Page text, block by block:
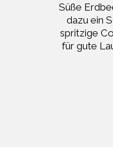
Süße
dazu ein
spritzige
für gute